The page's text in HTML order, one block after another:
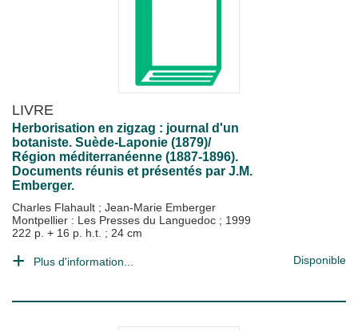
LIVRE
Herborisation en zigzag : journal d'un
botaniste. Suède-Laponie (1879)/
Région méditerranéenne (1887-1896).
Documents réunis et présentés par J.M.
Emberger.
Charles Flahault ; Jean-Marie Emberger
Montpellier : Les Presses du Languedoc ; 1999
222 p. + 16 p. h.t. ; 24 cm
Plus d'information... Disponible